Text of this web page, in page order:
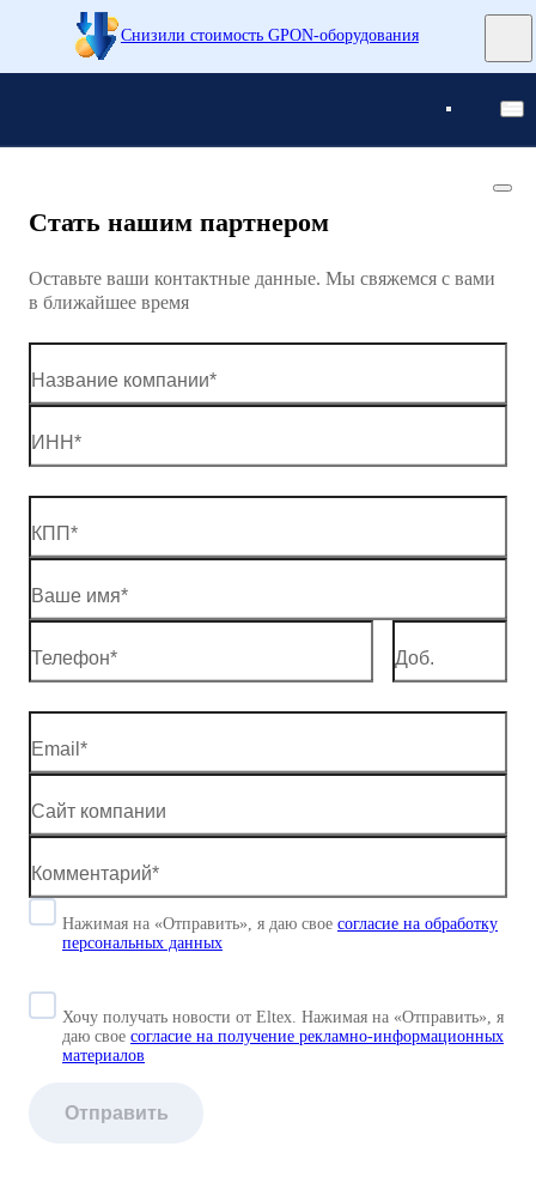
Понятно
Стать нашим партнером
Оставьте ваши контактные данные. Мы свяжемся с вами
в ближайшее время
Нажимая на «Отправить», я даю свое согласие на обработку
персональных данных
Хочу получать новости от Eltex. Нажимая на «Отправить», я
даю свое согласие на получение рекламно-информационных
материалов
Отправить
Снизили стоимость GPON-оборудования